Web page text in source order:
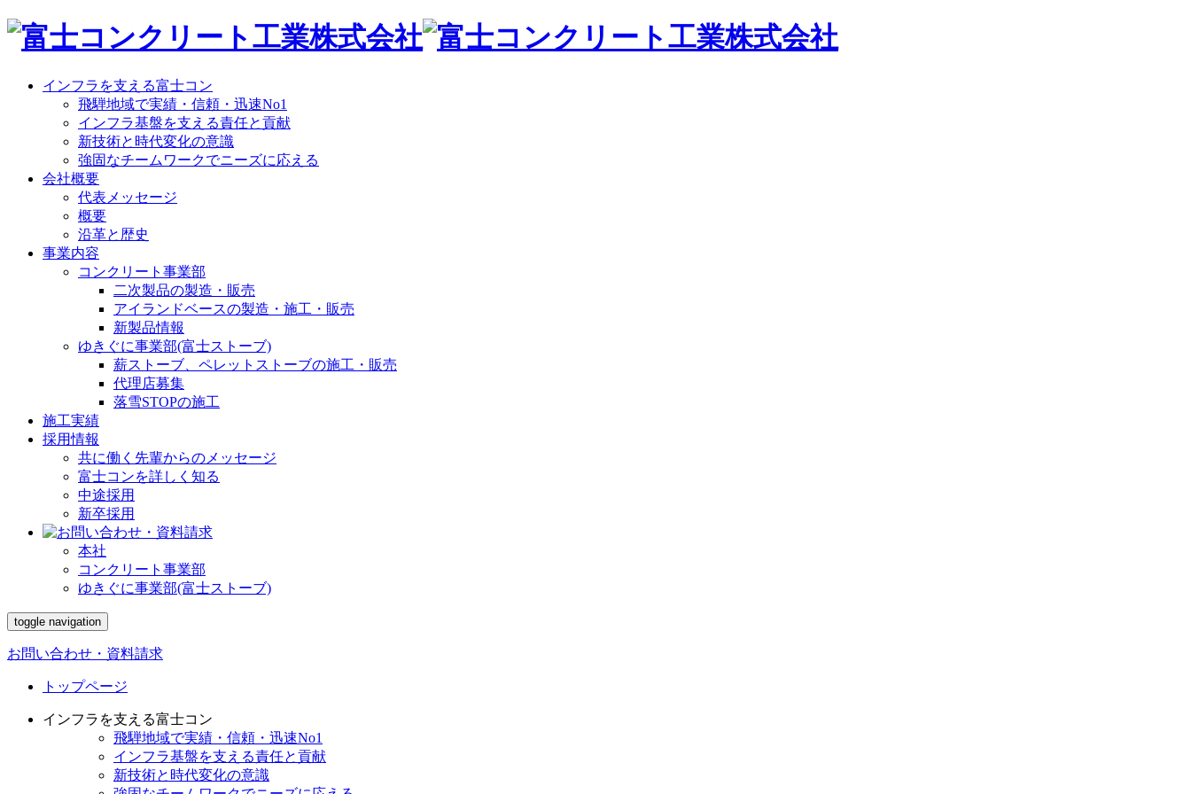
インフラを支える富士コン
飛騨地域で実績・信頼・迅速No1
インフラ基盤を支える責任と貢献
新技術と時代変化の意識
強固なチームワークでニーズに応える
会社概要
代表メッセージ
概要
沿革と歴史
事業内容
コンクリート事業部
二次製品の製造・販売
アイランドベースの製造・施工・販売
新製品情報
ゆきぐに事業部(富士ストーブ)
薪ストーブ、ペレットストーブの施工・販売
代理店募集
落雪STOPの施工
施工実績
採用情報
共に働く先輩からのメッセージ
富士コンを詳しく知る
中途採用
新卒採用
本社
コンクリート事業部
ゆきぐに事業部(富士ストーブ)
toggle navigation
お問い合わせ・資料請求
トップページ
インフラを支える富士コン
飛騨地域で実績・信頼・迅速No1
インフラ基盤を支える責任と貢献
新技術と時代変化の意識